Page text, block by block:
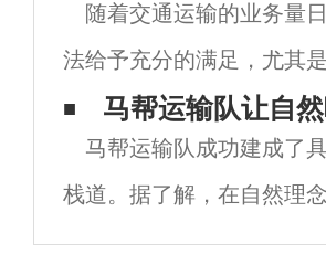
恶劣的天气，始终跟上机
随着交通运输的业务量
法给予充分的满足，尤其
压力还是相对较大的，从
源，满足不同的业务需求
马帮运输队让自
马帮运输队成功建成了
栈道。据了解，在自然理
园利用现有地貌，突出绿